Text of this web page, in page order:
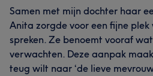
Samen met mijn dochter haar
Anita zorgde voor een fijne
spreken. Ze benoemt vooraf
verwachten. Deze aanpak
teug wilt naar ‘de lieve